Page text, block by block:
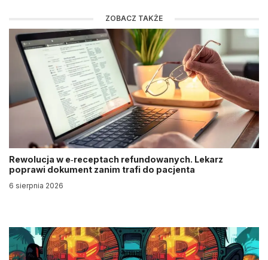
ZOBACZ TAKŻE
Rewolucja w e‑receptach refundowanych. Lekarz
poprawi dokument zanim trafi do pacjenta
6 sierpnia 2026